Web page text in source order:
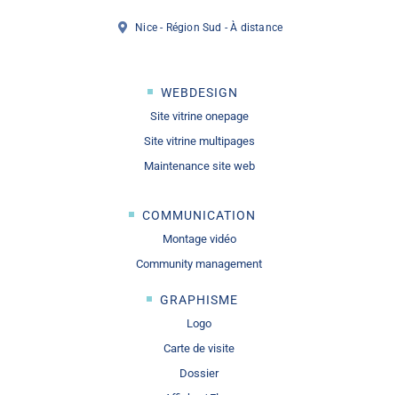
Nice - Région Sud - À distance
WEBDESIGN
Site vitrine onepage
Site vitrine multipages
Maintenance site web
COMMUNICATION
Montage vidéo
Community management
GRAPHISME
Logo
Carte de visite
Dossier